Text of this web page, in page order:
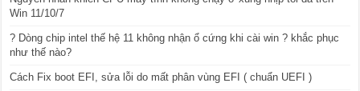
Win 11/10/7
? Dòng chip intel thế hệ 11 không nhận ổ cứng khi cài win ? khắc phục
như thế nào?
Cách Fix boot EFI, sửa lỗi do mất phân vùng EFI ( chuẩn UEFI )